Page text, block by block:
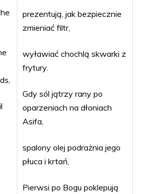
prezentują, jak bezpiecznie
zmieniać filtr,
wyławiać chochlą skwarki z
frytury.
Gdy sól jątrzy rany po
oparzeniach na dłoniach
Asifa,
spalony olej podrażnia jego
płuca i krtań,
Pierwsi po Bogu poklepują